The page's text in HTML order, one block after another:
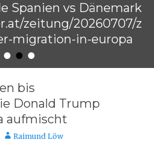
•••
Spanien vs Dänemark
zeitung/20260707/z
migration-in-europa
Löw
bis
Donald Trump
aufmischt
AutorRaimund Löw